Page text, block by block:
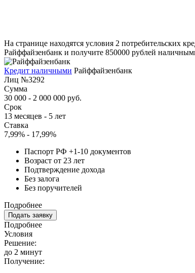
На странице находятся условия 2 потребительских
Райффайзенбанк и получите 850000 рублей
Кредит наличными Райффайзенбанк
Лиц №3292
Сумма
30 000 - 2 000 000 руб.
Срок
13 месяцев - 5 лет
Ставка
7,99% - 17,99%
Паспорт РФ +1-10 документов
Возраст от 23 лет
Подтверждение дохода
Без залога
Без поручителей
Подробнее
Подать заявку
Подробнее
Условия
Решение:
до 2 минут
Получение: